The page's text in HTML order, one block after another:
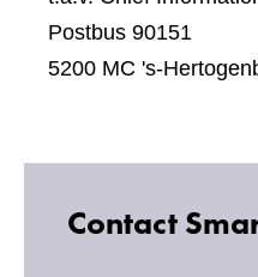
Postbus 90151
5200 MC 's-
Contact